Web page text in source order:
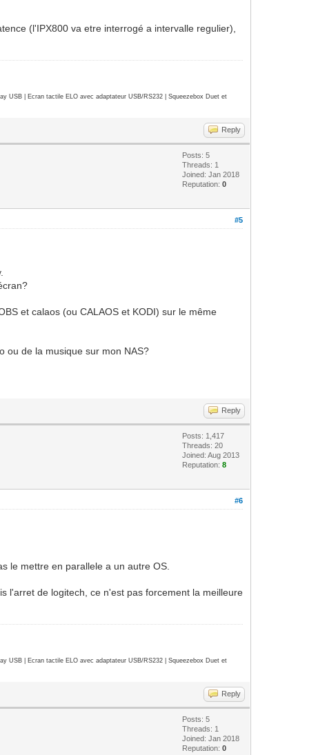
(l'IPX800 va etre interrogé a intervalle regulier),
USB | Ecran tactile ELO avec adaptateur USB/RS232 | Squeezebox Duet et
Reply
Posts: 5
Threads: 1
Joined: Jan 2018
Reputation:0
#5
et calaos (ou CALAOS et KODI) sur le même
ou de la musique sur mon NAS?
Reply
Posts: 1,417
Threads: 20
Joined: Aug 2013
Reputation:8
#6
le mettre en parallele a un autre OS.
l'arret de logitech, ce n'est pas forcement la meilleure
USB | Ecran tactile ELO avec adaptateur USB/RS232 | Squeezebox Duet et
Reply
Posts: 5
Threads: 1
Joined: Jan 2018
Reputation:0